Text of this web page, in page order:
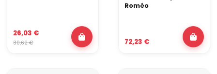
26,03 €
30,62 €
Roméo
72,23 €